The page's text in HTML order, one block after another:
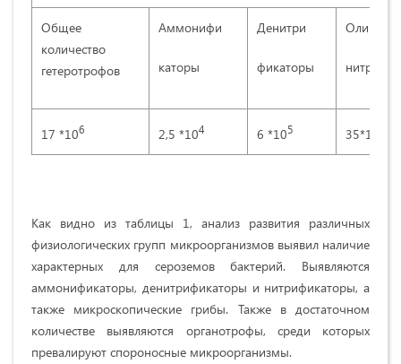
Общее
количество
гетеротрофов
Аммонифи
каторы
Денитри
фикаторы
Олиго
17 *106 2,5 *104 6 *105 35*10
Как видно из таблицы 1, анализ развития различных
физиологических групп микроорганизмов выявил наличие
характерных для сероземов бактерий. Выявляются
аммонификаторы, денитрификаторы и нитрификаторы, а
также микроскопические грибы. Также в достаточном
количестве выявляются органотрофы, среди которых
превалируют спороносные микроорганизмы.